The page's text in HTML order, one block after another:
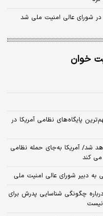
شورای عالی امنیت ملی شد
خوان
پایگاه‌های نظامی آمریکا در
شد/ آمریکا به‌جای حمله نظامی
می کند
دبیر شورای عالی امنیت ملی
چگونگی شناسایی پدرش برای